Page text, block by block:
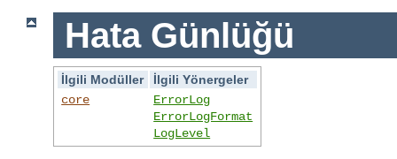
Hata Günlüğü
İlgili Modüller
İlgili Yönergeler
core
ErrorLog
ErrorLogFormat
LogLevel